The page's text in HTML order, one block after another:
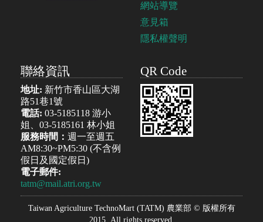
網站導覽
意見箱
隱私權聲明
聯絡資訊
地址: 新竹市香山區大湖
路51巷1號
電話: 03-5185118 游小
姐、03-5185161 林小姐
服務時間： 週一至週五
AM8:30~PM5:30 (不含例
假日及國定假日)
電子郵件:
tatm@mail.atri.org.tw
QR Code
Taiwan Agriculture TechnoMart (TATM) 農業部 © 版權所有
2015. All rights reserved.